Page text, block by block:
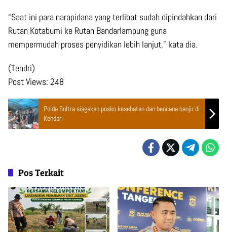
“Saat ini para narapidana yang terlibat sudah dipindahkan dari
Rutan Kotabumi ke Rutan Bandarlampung guna
mempermudah proses penyidikan lebih lanjut,” kata dia.
(Tendri)
Post Views: 248
Polda Sultra siagakan posko kesehatan dan bencana banjir di
Kendari
Pos Terkait